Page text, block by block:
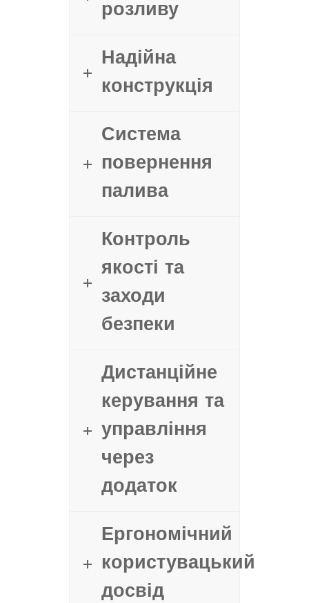
розливу
Надійна
конструкція
Система
повернення
палива
Контроль
якості та
заходи
безпеки
Дистанційне
керування та
управління
через
додаток
Ергономічний
користувацький
досвід